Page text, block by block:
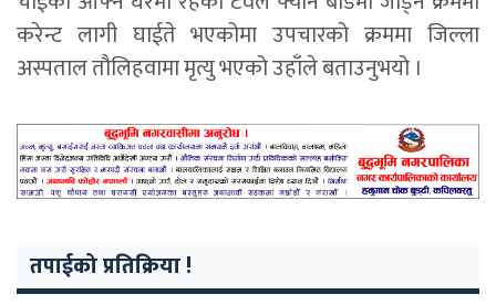
करेन्ट लागी घाईते भएकोमा उपचारको क्रममा जिल्ला
अस्पताल तौलिहवामा मृत्यु भएको उहाँले बताउनुभयो ।
तपाईको प्रतिक्रिया !